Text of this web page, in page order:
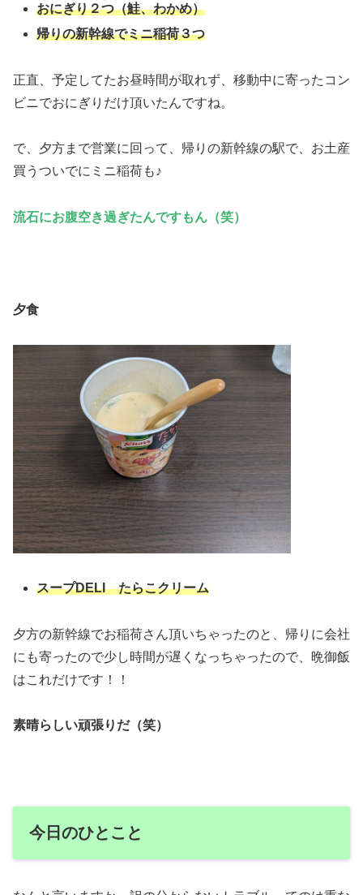
おにぎり２つ（鮭、わかめ）
帰りの新幹線でミニ稲荷３つ
正直、予定してたお昼時間が取れず、移動中に寄ったコン
ビニでおにぎりだけ頂いたんですね。
で、夕方まで営業に回って、帰りの新幹線の駅で、お土産
買うついでにミニ稲荷も♪
流石にお腹空き過ぎたんですもん（笑）
夕食
スープDELI たらこクリーム
夕方の新幹線でお稲荷さん頂いちゃったのと、帰りに会社
にも寄ったので少し時間が遅くなっちゃったので、晩御飯
はこれだけです！！
素晴らしい頑張りだ（笑）
今日のひとこと